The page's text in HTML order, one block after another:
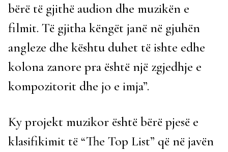
bërë të gjithë audion dhe muzikën e
filmit. Të gjitha këngët janë në gjuhën
angleze dhe kështu duhet të ishte edhe
kolona zanore pra është një zgjedhje e
kompozitorit dhe jo e imja”.
Ky projekt muzikor është bërë pjesë e
klasifikimit të “The Top List” që në javën